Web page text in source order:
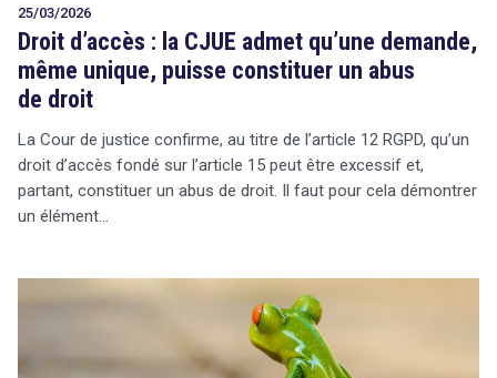
25/03/2026
Droit d’accès : la CJUE admet qu’une demande,
même unique, puisse constituer un abus
de droit
La Cour de justice confirme, au titre de l’article 12 RGPD, qu’un
droit d’accès fondé sur l’article 15 peut être excessif et,
partant, constituer un abus de droit. Il faut pour cela démontrer
un élément…